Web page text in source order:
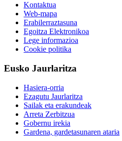
Kontaktua
Web-mapa
Erabilerraztasuna
Egoitza Elektronikoa
Lege informazioa
Cookie politika
Eusko Jaurlaritza
Hasiera-orria
Ezagutu Jaurlaritza
Sailak eta erakundeak
Arreta Zerbitzua
Gobernu irekia
Gardena, gardetasunaren ataria